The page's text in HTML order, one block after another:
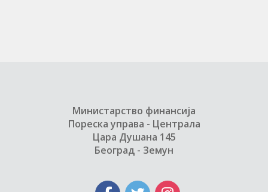
Министарство финансија
Пореска управа - Централа
Цара Душана 145
Београд - Земун